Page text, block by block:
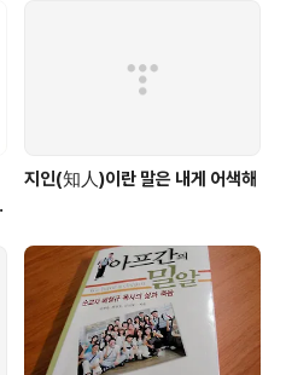
지인(知人)이란 말은 내게 어색해